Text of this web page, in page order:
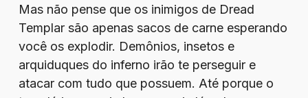
Mas não pense que os inimigos de Dread
Templar são apenas sacos de carne esperando
você os explodir. Demônios, insetos e
arquiduques do inferno irão te perseguir e
atacar com tudo que possuem. Até porque o